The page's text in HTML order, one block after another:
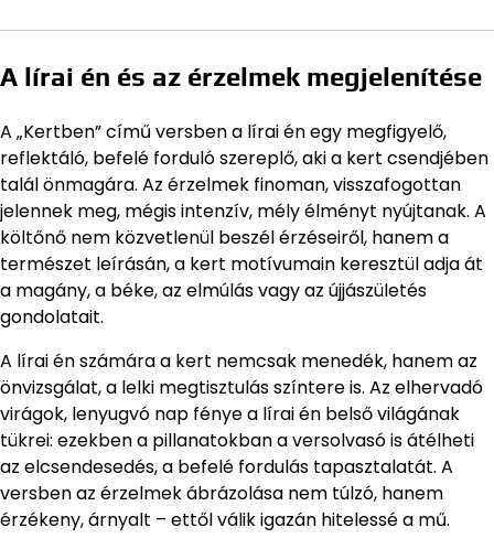
A lírai én és az érzelmek megjelenítése
A „Kertben” című versben a lírai én egy megfigyelő,
reflektáló, befelé forduló szereplő, aki a kert csendjében
talál önmagára. Az érzelmek finoman, visszafogottan
jelennek meg, mégis intenzív, mély élményt nyújtanak. A
költőnő nem közvetlenül beszél érzéseiről, hanem a
természet leírásán, a kert motívumain keresztül adja át
a magány, a béke, az elmúlás vagy az újjászületés
gondolatait.
A lírai én számára a kert nemcsak menedék, hanem az
önvizsgálat, a lelki megtisztulás színtere is. Az elhervadó
virágok, lenyugvó nap fénye a lírai én belső világának
tükrei: ezekben a pillanatokban a versolvasó is átélheti
az elcsendesedés, a befelé fordulás tapasztalatát. A
versben az érzelmek ábrázolása nem túlzó, hanem
érzékeny, árnyalt – ettől válik igazán hitelessé a mű.